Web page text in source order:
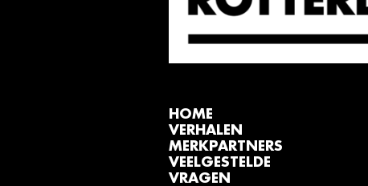
HOME
VERHALEN
MERKPARTNERS
VEELGESTELDE
VRAGEN